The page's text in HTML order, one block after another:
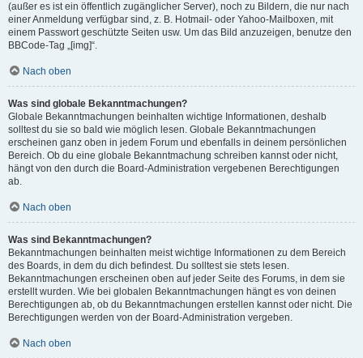
(außer es ist ein öffentlich zugänglicher Server), noch zu Bildern, die nur nach
einer Anmeldung verfügbar sind, z. B. Hotmail- oder Yahoo-Mailboxen, mit
einem Passwort geschützte Seiten usw. Um das Bild anzuzeigen, benutze den
BBCode-Tag „[img]“.
Nach oben
Was sind globale Bekanntmachungen?
Globale Bekanntmachungen beinhalten wichtige Informationen, deshalb
solltest du sie so bald wie möglich lesen. Globale Bekanntmachungen
erscheinen ganz oben in jedem Forum und ebenfalls in deinem persönlichen
Bereich. Ob du eine globale Bekanntmachung schreiben kannst oder nicht,
hängt von den durch die Board-Administration vergebenen Berechtigungen
ab.
Nach oben
Was sind Bekanntmachungen?
Bekanntmachungen beinhalten meist wichtige Informationen zu dem Bereich
des Boards, in dem du dich befindest. Du solltest sie stets lesen.
Bekanntmachungen erscheinen oben auf jeder Seite des Forums, in dem sie
erstellt wurden. Wie bei globalen Bekanntmachungen hängt es von deinen
Berechtigungen ab, ob du Bekanntmachungen erstellen kannst oder nicht. Die
Berechtigungen werden von der Board-Administration vergeben.
Nach oben